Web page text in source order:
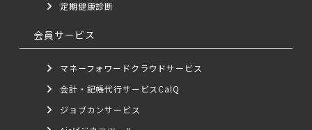
定期健康診断
会員サービス
マネーフォワードクラウドサービス
会計・記帳代行サービスCalQ
ジョブカンサービス